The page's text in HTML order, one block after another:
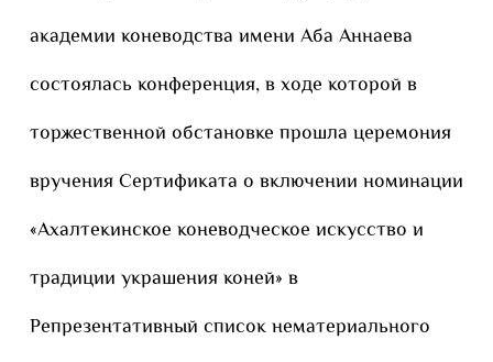
академии коневодства имени Аба Аннаева
состоялась конференция, в ходе которой в
торжественной обстановке прошла церемония
вручения Сертификата о включении номинации
«Ахалтекинское коневодческое искусство и
традиции украшения коней» в
Репрезентативный список нематериального